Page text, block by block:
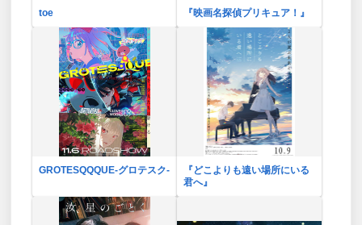
toe 『映画名探偵プリキュア！』
GROTESQQQUE-グロテスク-
『どこよりも遠い場所にいる
君へ』